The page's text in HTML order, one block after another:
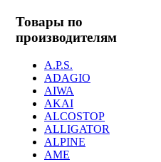
Товары по
производителям
A.P.S.
ADAGIO
AIWA
AKAI
ALCOSTOP
ALLIGATOR
ALPINE
AME